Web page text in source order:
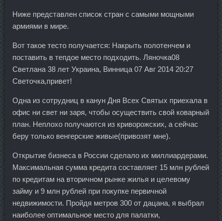
Ниже представлен список стран с самыми мощными
армиями в мире.
Вот такое тесто получается: Накрыть полотенчем и
поставить в тепдое место подходить. Ляночка08
Светлана 38 лет Украина, Винница 07 Авг 2014 20:27
Светочка,привет!
Одна из сотрудниц в канун Дня Всех Святых приехала в
офис ни свет ни заря, чтобы осуществить свой коварный
план. Неплохо получаются из криворожских, а сейчас
беру только венгерские живые(привозят мне).
Открытие бизнеса в России сделало их миллиардерами.
Максимальная сумма кредита составляет 15 млн рублей
по кредитам на вторичном рынке жилья и целевому
займу и 9 млн рублей при покупке первичной
недвижимости. Пройдя метров 300 от дацана, я выбрал
наиболее оптимальное место для палатки,